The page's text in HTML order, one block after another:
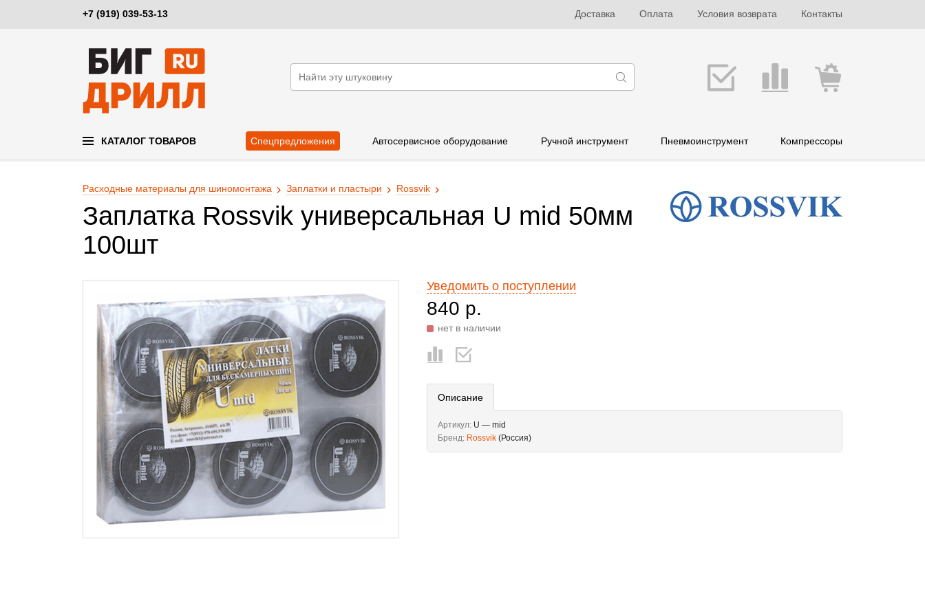
+7 (919) 039-53-13 Доставка Оплата Условия возврата Контакты
КАТАЛОГ ТОВАРОВ Спецпредложения Автосервисное оборудование Ручной инструмент Пневмоинструмент Компрессоры
Расходные материалы для шиномонтажа Заплатки и пластыри Rossvik
Заплатка Rossvik универсальная U mid 50мм
100шт
Уведомить о поступлении
840 р.
нет в наличии
Описание
Артикул: U — mid
Бренд: Rossvik (Россия)